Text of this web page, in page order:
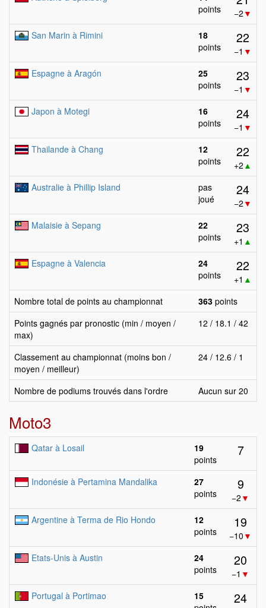
points
−2 ▼
San Marin à Rimini
18
points
22
−1 ▼
Espagne à Aragón
25
points
23
−1 ▼
Japon à Motegi
16
points
24
−1 ▼
Thailande à Chang
12
points
22
+2 ▲
Australie à Phillip Island
pas
joué
24
−2 ▼
Malaisie à Sepang
22
points
23
+1 ▲
Espagne à Valencia
24
points
22
+1 ▲
Nombre total de points au championnat
363 points
Points gagnés par pronostic (min / moyen /
max)
12 / 18.1 / 42
Classement au championnat (moins bon /
moyen / meilleur)
24 / 12.6 / 1
Nombre de podiums trouvés dans l'ordre Aucun sur 20
Moto3
Qatar à Losail
19
points
7
Indonésie à Pertamina Mandalika
27
points
9
−2 ▼
Argentine à Terma de Rio Hondo
12
points
19
−10 ▼
Etats-Unis à Austin
24
points
20
−1 ▼
Portugal à Portimao
15
24